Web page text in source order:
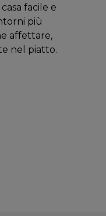
facile e
più
affettare,
nel piatto.